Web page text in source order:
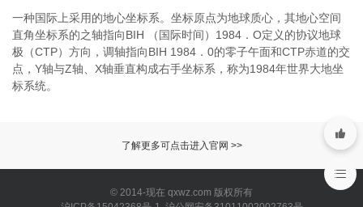
一种国际上采用的地心坐标系。坐标原点为地球质心，其地心空间
直角坐标系的之轴指向BIH （国际时间）1984．O定义的协议地球
极（CTP）方向，调轴指向BIH 1984．0的零子午面和CTP赤道的交
点，Y轴与Z轴、X轴垂直构成右手坐标系，称为1984年世界大地坐
标系统。
了解更多可点击进入官网 >>
© 2014-现在 qxwz.com 版权所有